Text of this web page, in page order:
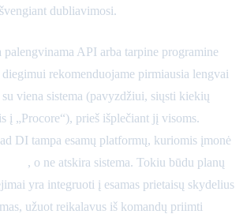
dubliavimosi.
API arba tarpine programine
rekomenduojame pirmiausia lengvai
viena sistema (pavyzdžiui, siųsti kiekių
į „Procore“), prieš išplečiant jį visoms.
DI tampa esamų platformų, kuriomis įmonė
, o ne atskira sistema. Tokiu būdu planų
yra integruoti į esamas prietaisų skydelius
užuot reikalavus iš komandų priimti